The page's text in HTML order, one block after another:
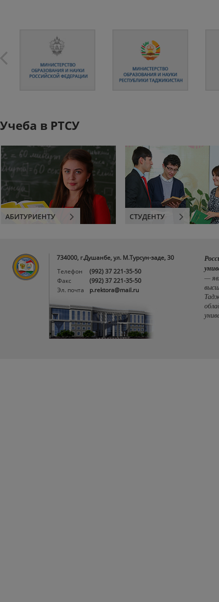
Учеба в РТСУ
АБИТУРИЕНТУ СТУДЕНТУ
734000, г.Душанбе, ул. М.Турсун-заде, 30
Телефон
(992) 37 221-35-50
Факс
(992) 37 221-35-50
Эл. почта
p.rektora@mail.ru
—